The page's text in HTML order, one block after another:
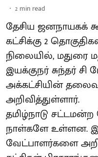
2 min read
தேசிய ஜனநாயகக்
கட்சிக்கு 2
நிலையில், மதுரை
இயக்குநர் சுந்தர்
அக்கட்சியின்
அறிவித்துள்ளார்.
தமிழ்நாடு சட்டமன்ற
நாள்களே உள்ளன.
வேட்பாளர்களை